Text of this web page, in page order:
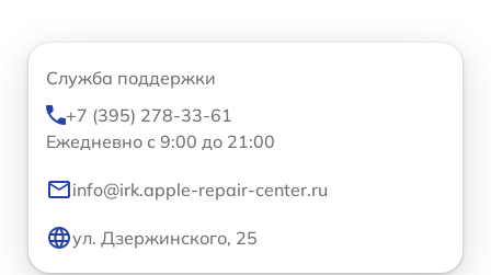
Служба поддержки
+7 (395) 278-33-61
Ежедневно с 9:00 до 21:00
info@irk.apple-repair-center.ru
ул. Дзержинского, 25